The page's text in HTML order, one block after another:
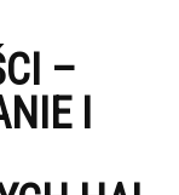
–
I